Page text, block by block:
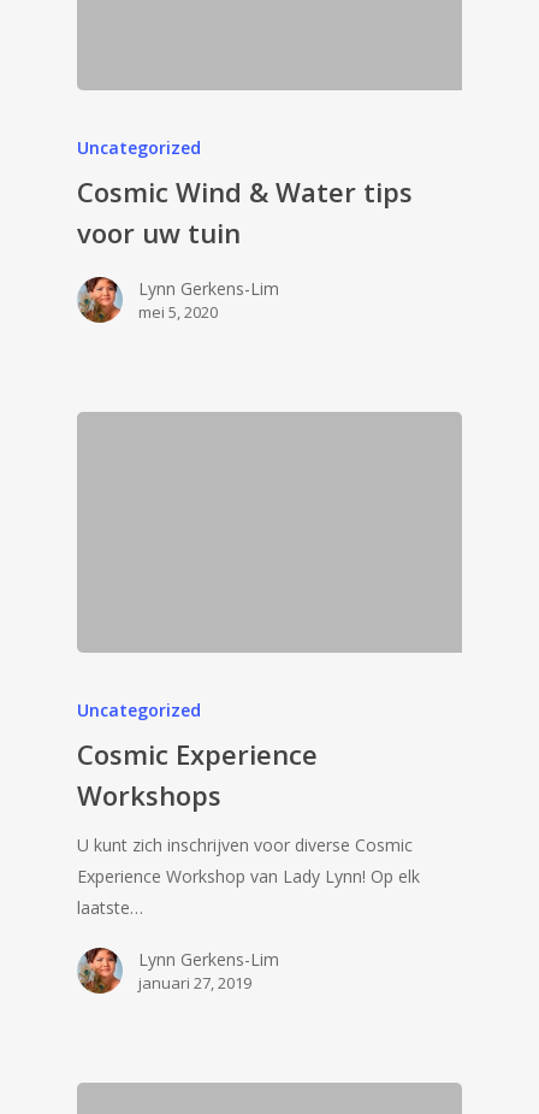
Uncategorized
Cosmic Wind & Water tips
voor uw tuin
Lynn Gerkens-Lim
mei 5, 2020
Uncategorized
Cosmic Experience
Workshops
U kunt zich inschrijven voor diverse Cosmic
Experience Workshop van Lady Lynn! Op elk
laatste…
Lynn Gerkens-Lim
januari 27, 2019